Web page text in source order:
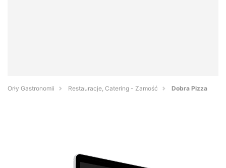
Orły Gastronomii Restauracje, Catering - Zamość Dobra Pizza